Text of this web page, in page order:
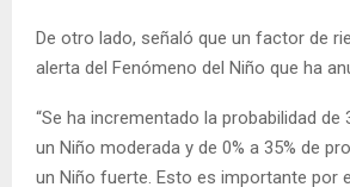
De otro lado, señaló que un factor de
alerta del Fenómeno del Niño que ha
“Se ha incrementado la probabilidad de
un Niño moderada y de 0% a 35% de
un Niño fuerte. Esto es importante por